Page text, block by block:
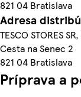
821 04 Bratislava
Adresa
TESCO STORES
Cesta na Senec 2
821 04 Bratislava
Príprava a